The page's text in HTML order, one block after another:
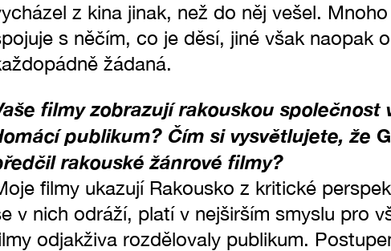
z kina jinak, než do něj vešel.
s něčím, co je děsí, jiné však naopak
žádaná.
filmy zobrazují rakouskou
publikum? Čím si vysvětlujete, že
rakouské žánrové filmy?
filmy ukazují Rakousko z kritické
v nich odráží, platí v nejširším smyslu pro
odjakživa rozdělovaly publikum.